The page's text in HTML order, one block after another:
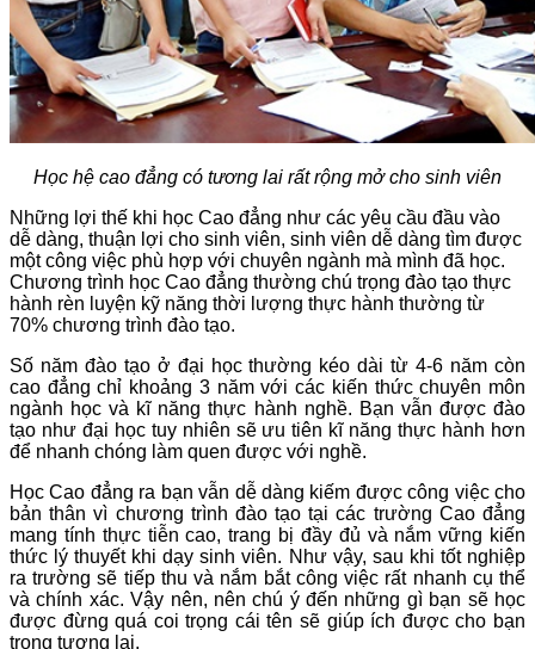
Học hệ cao đẳng có tương lai rất rộng mở cho sinh viên
Những lợi thế khi học Cao đẳng như các yêu cầu đầu vào
dễ dàng, thuận lợi cho sinh viên, sinh viên dễ dàng tìm được
một công việc phù hợp với chuyên ngành mà mình đã học.
Chương trình học Cao đẳng thường chú trọng đào tạo thực
hành rèn luyện kỹ năng thời lượng thực hành thường từ
70% chương trình đào tạo.
Số năm đào tạo ở đại học thường kéo dài từ 4-6 năm còn
cao đẳng chỉ khoảng 3 năm với các kiến thức chuyên môn
ngành học và kĩ năng thực hành nghề. Bạn vẫn được đào
tạo như đại học tuy nhiên sẽ ưu tiên kĩ năng thực hành hơn
để nhanh chóng làm quen được với nghề.
Học Cao đẳng ra bạn vẫn dễ dàng kiếm được công việc cho
bản thân vì chương trình đào tạo tại các trường Cao đẳng
mang tính thực tiễn cao, trang bị đầy đủ và nắm vững kiến
thức lý thuyết khi dạy sinh viên. Như vậy, sau khi tốt nghiệp
ra trường sẽ tiếp thu và nắm bắt công việc rất nhanh cụ thể
và chính xác. Vậy nên, nên chú ý đến những gì bạn sẽ học
được đừng quá coi trọng cái tên sẽ giúp ích được cho bạn
trong tương lai.